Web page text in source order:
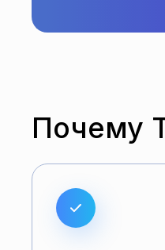
Почему